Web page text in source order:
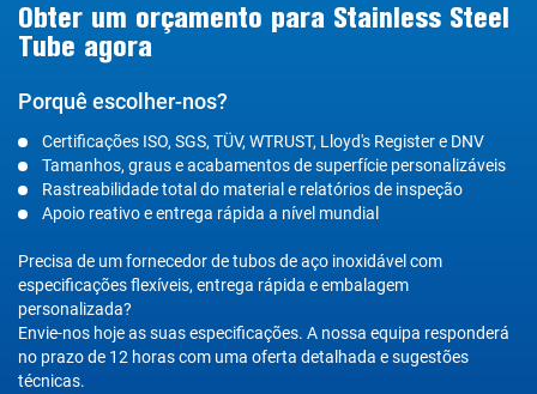
Obter um orçamento para Stainless Steel
Tube agora
Porquê escolher-nos?
Certificações ISO, SGS, TÜV, WTRUST, Lloyd's Register e DNV
Tamanhos, graus e acabamentos de superfície personalizáveis
Rastreabilidade total do material e relatórios de inspeção
Apoio reativo e entrega rápida a nível mundial
Precisa de um fornecedor de tubos de aço inoxidável com
especificações flexíveis, entrega rápida e embalagem
personalizada?
Envie-nos hoje as suas especificações. A nossa equipa responderá
no prazo de 12 horas com uma oferta detalhada e sugestões
técnicas.